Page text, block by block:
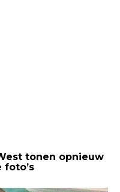
tonen opnieuw